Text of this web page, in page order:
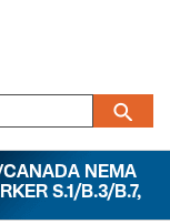
NEMA
S.1/B.3/B.7,